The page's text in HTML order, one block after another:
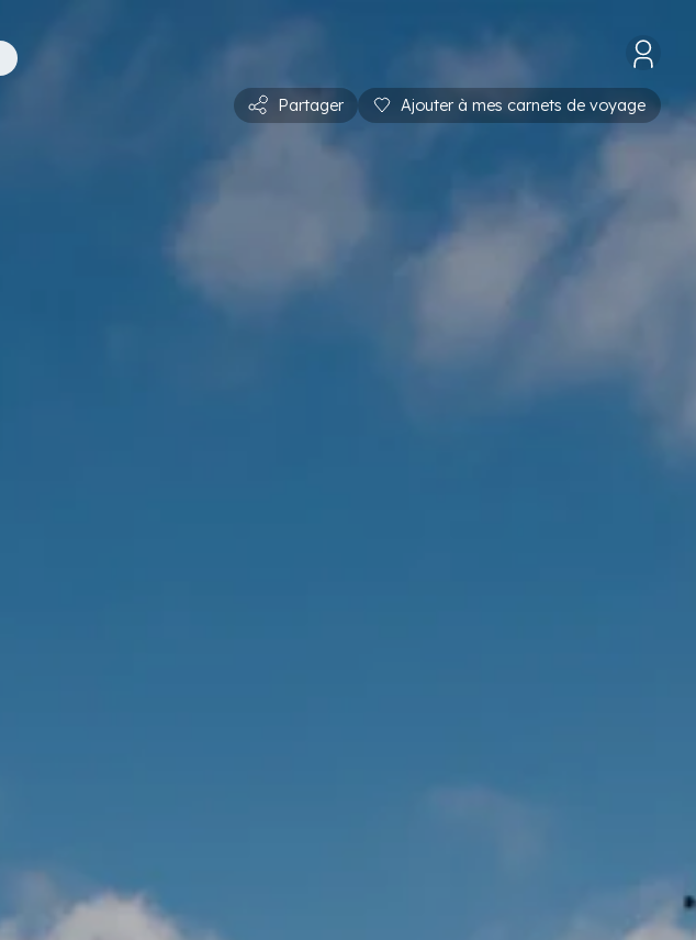
Partager Ajouter à mes carnets de voyage